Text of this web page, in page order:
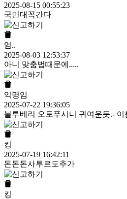
2025-08-15 00:55:23
국민대꼭간다
엄..
2025-08-03 12:53:37
아니 맞춤법때문에.....
익명임
2025-07-22 19:36:05
불루베리 오토푸시니 귀여운듯.- 이
킹
2025-07-19 16:42:11
돈돈돈사투르도추가
킹